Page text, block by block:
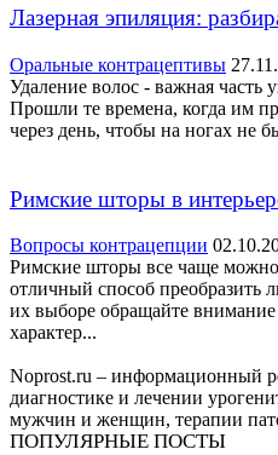
Лазерная эпиляция:
Оральные контрацептивы
Удаление волос - важная
Прошли те времена, когда им
через день, чтобы на ногах не
Римские шторы в
Вопросы контрацепции
Римские шторы все чаще можно
отличный способ преобразить
их выборе обращайте внимание
характер...
Noprost.ru – информационный
диагностике и лечении
мужчин и женщин, терапии
ПОПУЛЯРНЫЕ ПОСТЫ